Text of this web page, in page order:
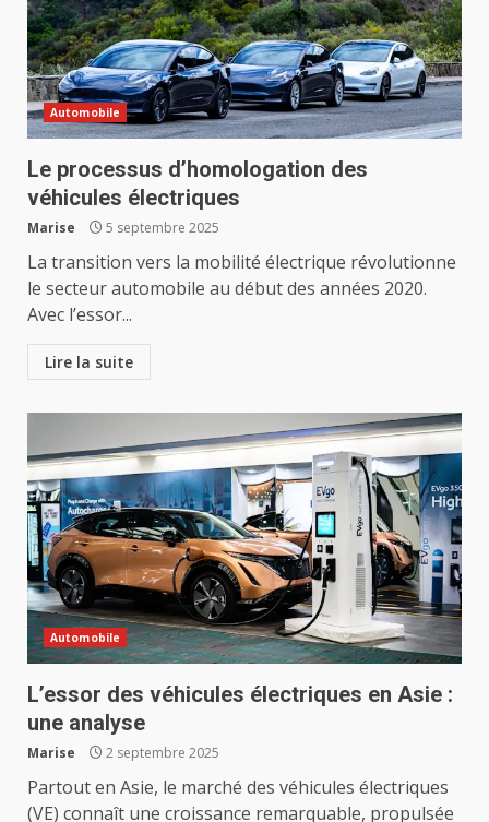
Automobile
Le processus d’homologation des
véhicules électriques
Marise 5 septembre 2025
La transition vers la mobilité électrique révolutionne
le secteur automobile au début des années 2020.
Avec l’essor...
Lire la suite
Automobile
L’essor des véhicules électriques en Asie :
une analyse
Marise 2 septembre 2025
Partout en Asie, le marché des véhicules électriques
(VE) connaît une croissance remarquable, propulsée